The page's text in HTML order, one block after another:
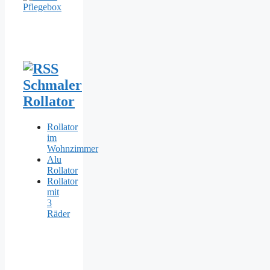
Schmaler
Rollator
Rollator
im
Wohnzimmer
Alu
Rollator
Rollator
mit
3
Räder